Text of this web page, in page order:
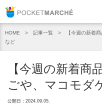
HOME 記事一覧
【今週の新着
など
【今週の新着商
ごや、マコモダ
公開日：2024.09.05.